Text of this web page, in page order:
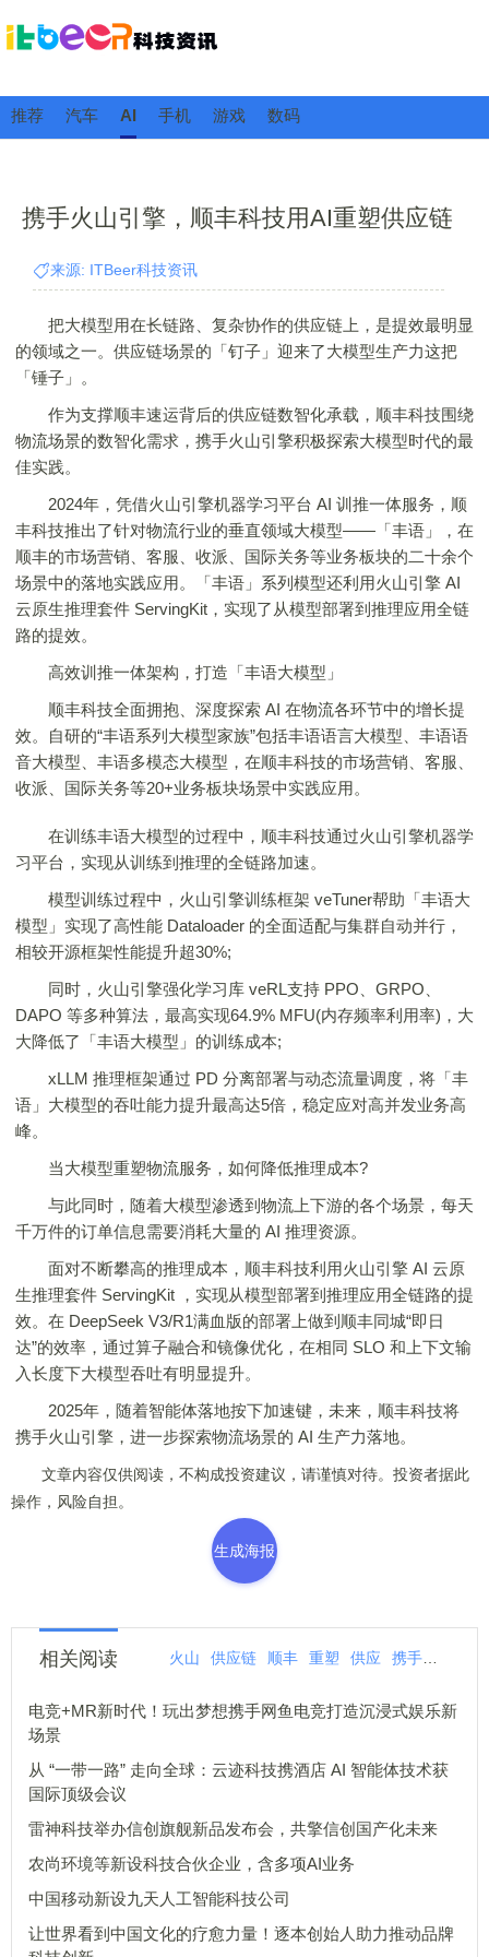
推荐 汽车 AI 手机 游戏 数码
携手火山引擎，顺丰科技用AI重塑供应链
来源: ITBeer科技资讯
把大模型用在长链路、复杂协作的供应链上，是提效最明显
的领域之一。供应链场景的「钉子」迎来了大模型生产力这把
「锤子」。
作为支撑顺丰速运背后的供应链数智化承载，顺丰科技围绕
物流场景的数智化需求，携手火山引擎积极探索大模型时代的最
佳实践。
2024年，凭借火山引擎机器学习平台 AI 训推一体服务，顺
丰科技推出了针对物流行业的垂直领域大模型——「丰语」，在
顺丰的市场营销、客服、收派、国际关务等业务板块的二十余个
场景中的落地实践应用。「丰语」系列模型还利用火山引擎 AI
云原生推理套件 ServingKit，实现了从模型部署到推理应用全链
路的提效。
高效训推一体架构，打造「丰语大模型」
顺丰科技全面拥抱、深度探索 AI 在物流各环节中的增长提
效。自研的“丰语系列大模型家族”包括丰语语言大模型、丰语语
音大模型、丰语多模态大模型，在顺丰科技的市场营销、客服、
收派、国际关务等20+业务板块场景中实践应用。
在训练丰语大模型的过程中，顺丰科技通过火山引擎机器学
习平台，实现从训练到推理的全链路加速。
模型训练过程中，火山引擎训练框架 veTuner帮助「丰语大
模型」实现了高性能 Dataloader 的全面适配与集群自动并行，
相较开源框架性能提升超30%;
同时，火山引擎强化学习库 veRL支持 PPO、GRPO、
DAPO 等多种算法，最高实现64.9% MFU(内存频率利用率)，大
大降低了「丰语大模型」的训练成本;
xLLM 推理框架通过 PD 分离部署与动态流量调度，将「丰
语」大模型的吞吐能力提升最高达5倍，稳定应对高并发业务高
峰。
当大模型重塑物流服务，如何降低推理成本?
与此同时，随着大模型渗透到物流上下游的各个场景，每天
千万件的订单信息需要消耗大量的 AI 推理资源。
面对不断攀高的推理成本，顺丰科技利用火山引擎 AI 云原
生推理套件 ServingKit ，实现从模型部署到推理应用全链路的提
效。在 DeepSeek V3/R1满血版的部署上做到顺丰同城“即日
达”的效率，通过算子融合和镜像优化，在相同 SLO 和上下文输
入长度下大模型吞吐有明显提升。
2025年，随着智能体落地按下加速键，未来，顺丰科技将
携手火山引擎，进一步探索物流场景的 AI 生产力落地。
文章内容仅供阅读，不构成投资建议，请谨慎对待。投资者据此
操作，风险自担。
生成海报
相关阅读 火山 供应链 顺丰 重塑 供应 携手
电竞+MR新时代！玩出梦想携手网鱼电竞打造沉浸式娱乐新
场景
从 “一带一路” 走向全球：云迹科技携酒店 AI 智能体技术获
国际顶级会议
雷神科技举办信创旗舰新品发布会，共擎信创国产化未来
农尚环境等新设科技合伙企业，含多项AI业务
中国移动新设九天人工智能科技公司
让世界看到中国文化的疗愈力量！逐本创始人助力推动品牌